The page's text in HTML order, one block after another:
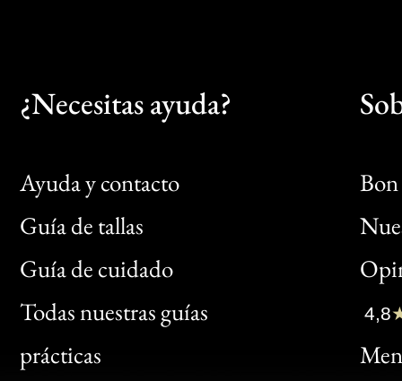
¿Necesitas ayuda?
Ayuda y contacto
Guía de tallas
Guía de cuidado
Todas nuestras guías
prácticas
Bon
Clic
Bon
4,8